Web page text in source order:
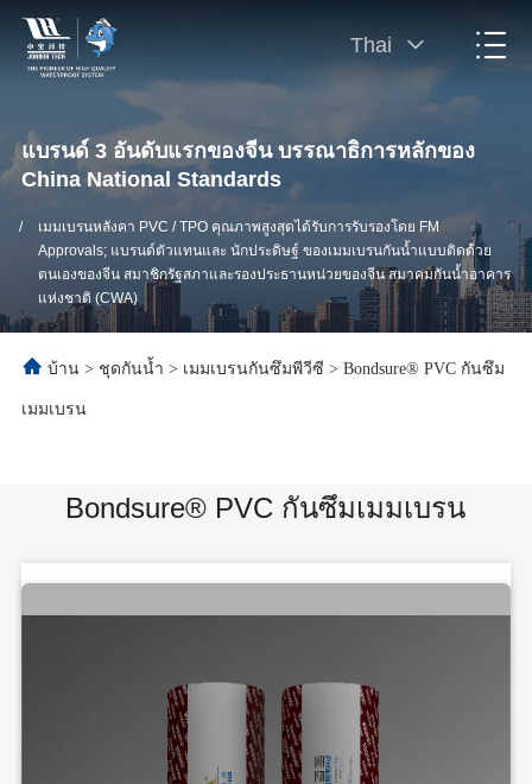
Thai
แบรนด์ 3 อันดับแรกของจีน บรรณาธิการหลักของ
China National Standards
/
เมมเบรนหลังคา PVC / TPO คุณภาพสูงสุดได้รับการรับรองโดย FM
Approvals; แบรนด์ตัวแทนและ นักประดิษฐ์ ของเมมเบรนกันน้ำแบบติดด้วย
ตนเองของจีน สมาชิกรัฐสภาและรองประธานหน่วยของจีน สมาคมกันน้ำอาคาร
แห่งชาติ (CWA)
บ้าน > ชุดกันน้ำ > เมมเบรนกันซึมพีวีซี > Bondsure® PVC กันซึม
เมมเบรน
Bondsure® PVC กันซึมเมมเบรน